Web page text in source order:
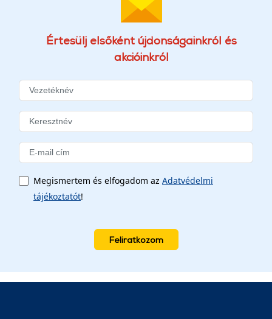
Értesülj elsőként újdonságainkról és
akcióinkról
Megismertem és elfogadom az Adatvédelmi
tájékoztatót!
Feliratkozom